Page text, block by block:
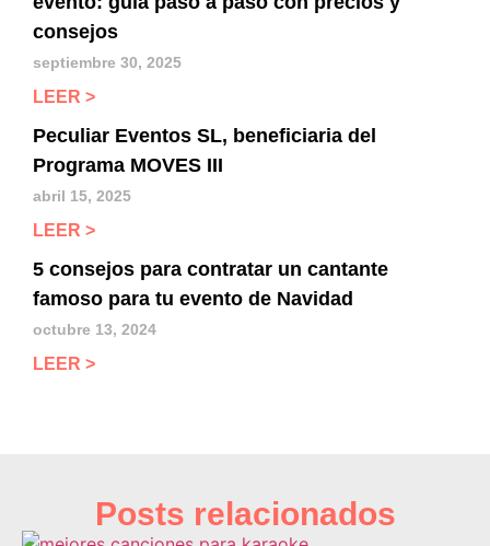
consejos
septiembre 30, 2025
LEER >
Peculiar Eventos SL, beneficiaria del
Programa MOVES III
abril 15, 2025
LEER >
5 consejos para contratar un cantante
famoso para tu evento de Navidad
octubre 13, 2024
LEER >
Posts relacionados